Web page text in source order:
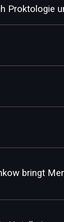
Proktologie
bringt